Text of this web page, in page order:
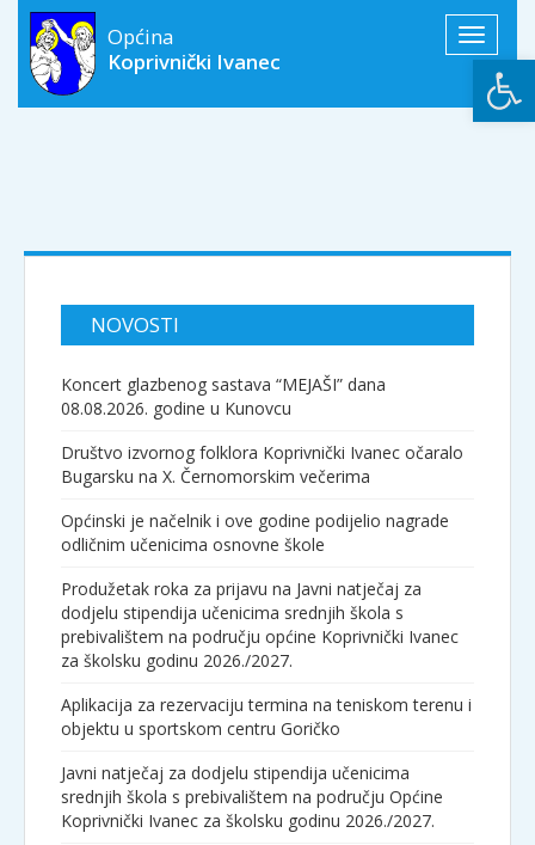
Toggle
Općina
Koprivnički Ivanec
NOVOSTI
Koncert glazbenog sastava “MEJAŠI” dana
08.08.2026. godine u Kunovcu
Društvo izvornog folklora Koprivnički Ivanec očaralo
Bugarsku na X. Černomorskim večerima
Općinski je načelnik i ove godine podijelio nagrade
odličnim učenicima osnovne škole
Produžetak roka za prijavu na Javni natječaj za
dodjelu stipendija učenicima srednjih škola s
prebivalištem na području općine Koprivnički Ivanec
za školsku godinu 2026./2027.
Aplikacija za rezervaciju termina na teniskom terenu i
objektu u sportskom centru Goričko
Javni natječaj za dodjelu stipendija učenicima
srednjih škola s prebivalištem na području Općine
Koprivnički Ivanec za školsku godinu 2026./2027.